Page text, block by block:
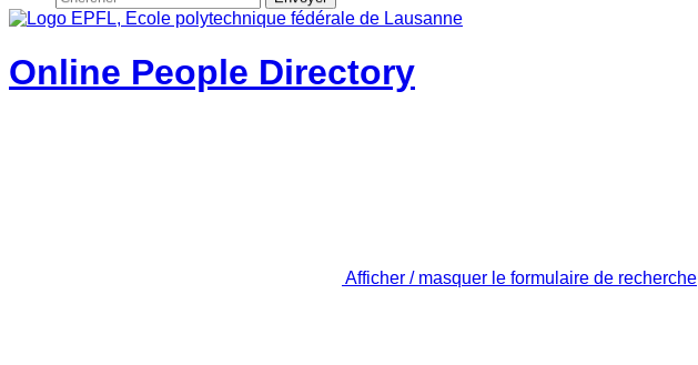
Online People Directory
Afficher / masquer le formulaire de recherche